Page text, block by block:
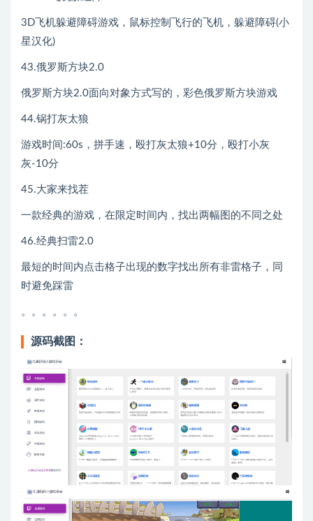
3D飞机躲避障碍游戏，鼠标控制飞行的飞机，躲避障碍(小
星汉化)
43.俄罗斯方块2.0
俄罗斯方块2.0面向对象方式写的，彩色俄罗斯方块游戏
44.锅打灰太狼
游戏时间:60s，拼手速，殴打灰太狼+10分，殴打小灰
灰-10分
45.大家来找茬
一款经典的游戏，在限定时间内，找出两幅图的不同之处
46.经典扫雷2.0
最短的时间内点击格子出现的数字找出所有非雷格子，同
时避免踩雷
。。。。。。
源码截图：